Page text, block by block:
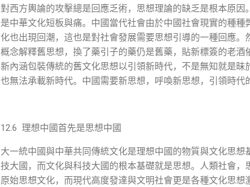
對西方輿論的攻擊總是回應乏術，思想理論的缺乏是根本原
是中華文化短板與痛。中國當代社會由於中國社會現實的種
化也出現回潮，這也是對社會發展需要思想引導的一種回應
概念解釋舊思想，換了藥引子的藥仍是舊藥，貼新標簽的老
新內涵包裝傳統的舊文化思想以引領新時代，不是無知就是
也無法承載新時代。中國需要新思想，呼喚新思想，引領時代
12.6 理想中國首先是思想中國
大一統中國與中華共同傳統文化是理想中國的物質與文化思
技大國，而文化與科技大國的根本基礎就是思想。人類社會
原始思想文化，而現代高度發達與文明社會更是各種文化思